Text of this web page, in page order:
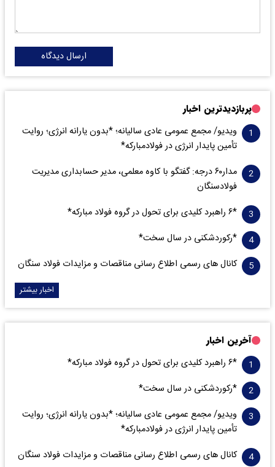
ارسال دیدگاه
پربازدیدترین اخبار
ویدیو/ مجمع عمومی عادی سالیانه؛ *بدون یارانه انرژی؛ روایت
تأمین پایدار انرژی در فولادمبارکه*
مدار‌۶٠ درجه: گفتگو با کاوه معلمی، مدیر حسابداری مدیریت
فولادسنگان
*۶ راهبرد کلیدی برای تحول در گروه فولاد مبارکه*
*رکوردشکنی در سال سخت*
کانال های رسمی اطلاع رسانی مناقصات و مزایدات فولاد سنگان
اخبار بیشتر
آخرین اخبار
*۶ راهبرد کلیدی برای تحول در گروه فولاد مبارکه*
*رکوردشکنی در سال سخت*
ویدیو/ مجمع عمومی عادی سالیانه؛ *بدون یارانه انرژی؛ روایت
تأمین پایدار انرژی در فولادمبارکه*
کانال های رسمی اطلاع رسانی مناقصات و مزایدات فولاد سنگان